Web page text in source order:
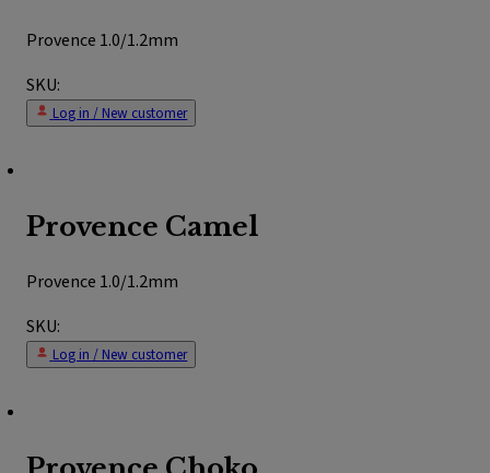
Provence 1.0/1.2mm
SKU:
Log in / New customer
Provence Camel
Provence 1.0/1.2mm
SKU:
Log in / New customer